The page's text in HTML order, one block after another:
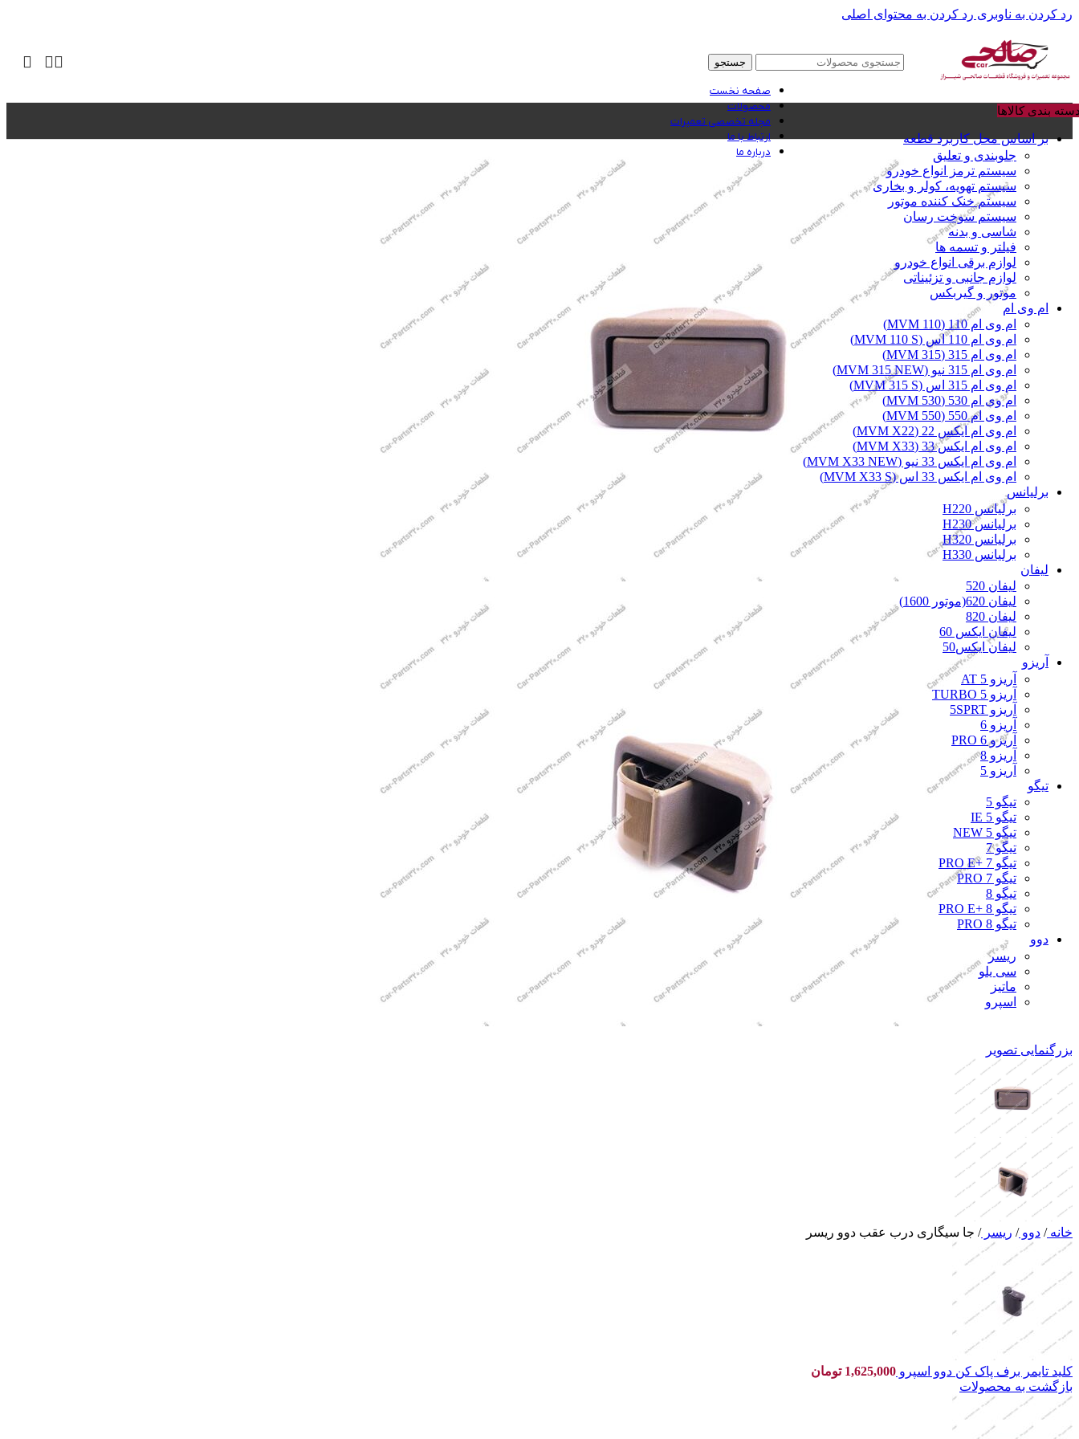
رد کردن به ناوبری رد کردن به محتوای اصلی
جستجو
بندی کالاها
بر اساس محل کاربرد قطعه
جلوبندی و تعلیق
سیستم ترمز انواع خودرو
سیستم تهویه، کولر و بخاری
سیستم خنک کننده موتور
سیستم سوخت رسان
شاسی و بدنه
فیلتر و تسمه ها
لوازم برقی انواع خودرو
لوازم جانبی و تزئیناتی
موتور و گیربکس
ام وی ام
ام وی ام 110 (MVM 110)
ام وی ام 110 اس (MVM 110 S)
ام وی ام 315 (MVM 315)
ام وی ام 315 نیو (MVM 315 NEW)
ام وی ام 315 اس (MVM 315 S)
ام وی ام 530 (MVM 530)
ام وی ام 550 (MVM 550)
ام وی ام ایکس 22 (MVM X22)
ام وی ام ایکس 33 (MVM X33)
ام وی ام ایکس 33 نیو (MVM X33 NEW)
ام وی ام ایکس 33 اس (MVM X33 S)
برلیانس
برلیانس H220
برلیانس H230
برلیانس H320
برلیانس H330
لیفان
لیفان 520
لیفان 620(موتور 1600)
لیفان 820
لیفان ایکس 60
لیفان ایکس50
آریزو
آریزو 5 AT
آریزو 5 TURBO
آریزو 5SPRT
آریزو 6
آریزو 6 PRO
آریزو 8
آریزو 5
تیگو
تیگو 5
تیگو 5 IE
تیگو 5 NEW
تیگو 7
تیگو 7 +PRO E
تیگو 7 PRO
تیگو 8
تیگو 8 +PRO E
تیگو 8 PRO
دوو
ریسر
سی یلو
ماتیز
اسپرو
صفحه نخست
محصولات
مجله تخصصی تعمیرات
ارتباط با ما
درباره ما
بزرگنمایی تصویر
خانه/ دوو/ ریسر/ جا سیگاری درب عقب دوو ریسر
کلید تایمر برف پاک کن دوو اسپرو 1,625,000 تومان
بازگشت به محصولات